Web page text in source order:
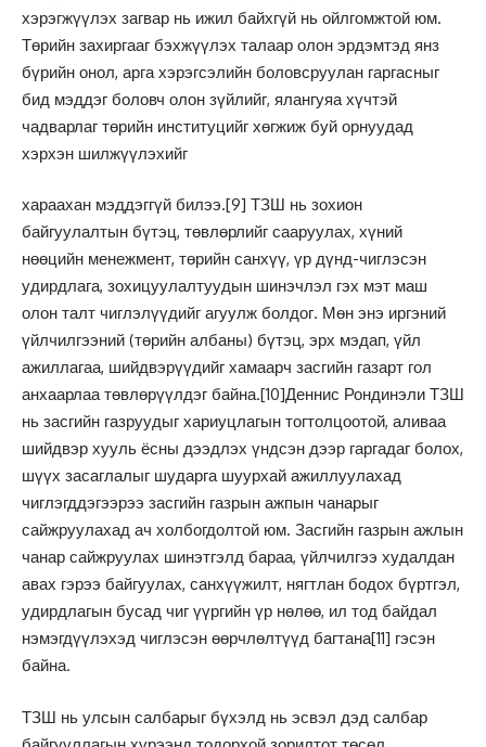
хэрэгжүүлэх загвар нь ижил байхгүй нь ойлгомжтой юм.
Төрийн захиргааг бэхжүүлэх талаар олон эрдэмтэд янз
бүрийн онол, арга хэрэгсэлийн боловсруулан гаргасныг
бид мэддэг боловч олон зүйлийг, ялангуяа хүчтэй
чадварлаг төрийн институцийг хөгжиж буй орнуудад
хэрхэн шилжүүлэхийг
хараахан мэддэггүй билээ.[9] ТЗШ нь зохион
байгуулалтын бүтэц, төвлөрлийг сааруулах, хүний
нөөцийн менежмент, төрийн санхүү, үр дүнд-чиглэсэн
удирдлага, зохицуулалтуудын шинэчлэл гэх мэт маш
олон талт чиглэлүүдийг агуулж болдог. Мөн энэ иргэний
үйлчилгээний (төрийн албаны) бүтэц, эрх мэдап, үйл
ажиллагаа, шийдвэрүүдийг хамаарч засгийн газарт гол
анхаарлаа төвлөрүүлдэг байна.[10]Деннис Рондинэли ТЗШ
нь засгийн газруудыг хариуцлагын тогтолцоотой, аливаа
шийдвэр хууль ёсны дээдлэх үндсэн дээр гаргадаг болох,
шүүх засаглалыг шударга шуурхай ажиллуулахад
чиглэгддэгээрээ засгийн газрын ажпын чанарыг
сайжруулахад ач холбогдолтой юм. Засгийн газрын ажлын
чанар сайжруулах шинэтгэлд бараа, үйлчилгээ худалдан
авах гэрээ байгуулах, санхүүжилт, нягтлан бодох бүртгэл,
удирдлагын бусад чиг үүргийн үр нөлөө, ил тод байдал
нэмэгдүүлэхэд чиглэсэн өөрчлөлтүүд багтана[11] гэсэн
байна.
ТЗШ нь улсын салбарыг бүхэлд нь эсвэл дэд салбар